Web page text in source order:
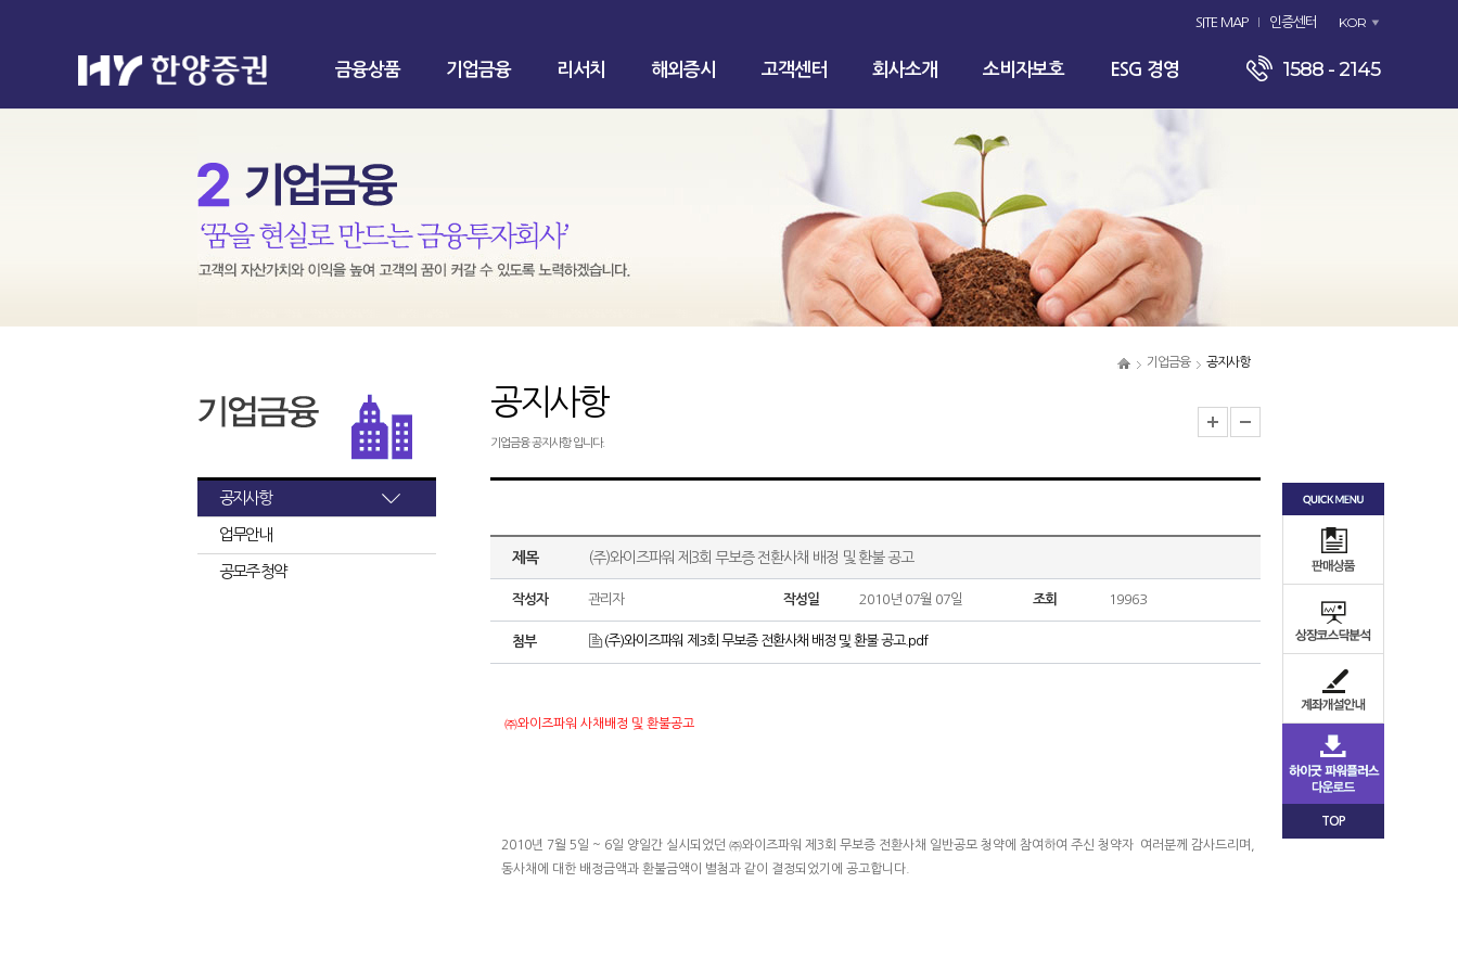
SITE MAP 인증센터 KOR
금융상품 기업금융 리서치 해외증시 고객센터 회사소개 소비자보호 ESG 경영 1588 - 2145
기업금융 공지사항
공지사항
업무안내
공모주 청약
공지사항
기업금융 공지사항 입니다.
제목 (주)와이즈파워 제3회 무보증 전환사채 배정 및 환불 공고
작성자 관리자 작성일 2010년 07월 07일 조회 19963
첨부 (주)와이즈파워 제3회 무보증 전환사채 배정 및 환불 공고.pdf
㈜와이즈파워 사채배정 및 환불공고
2010년 7월 5일 ~ 6일 양일간 실시되었던 ㈜와이즈파워 제3회 무보증 전환사채 일반공모 청약에 참여하여 주신 청약자 여러분께 감사드리며,
동사채에 대한 배정금액과 환불금액이 별첨과 같이 결정되었기에 공고합니다.
TOP